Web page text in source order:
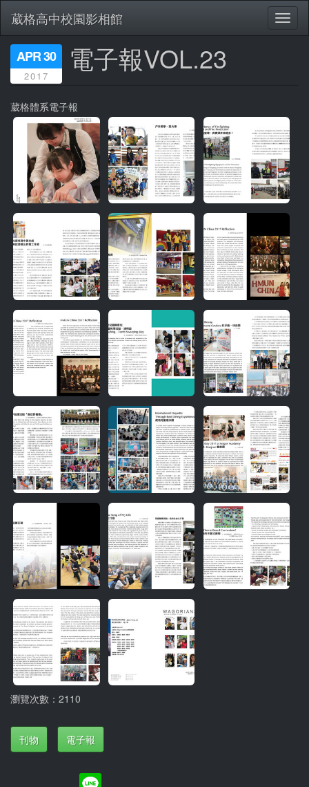
葳格高中校園影相館
電子報VOL.23
APR 30
2017
葳格體系電子報
瀏覽次數：2110
刊物 電子報